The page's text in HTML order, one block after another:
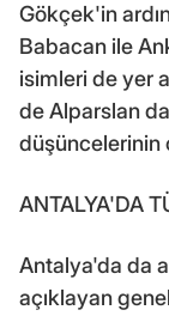
Gökçek'in
Babacan ile
isimleri de yer
de Alparslan
düşüncelerinin
ANTALYA'DA
Antalya'da da
açıklayan